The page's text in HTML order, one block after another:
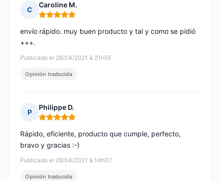
C
Caroline M.
Nota: 5 de 5
Publicado el 28/04/2021 à 21h55
envío rápido. muy buen producto y tal y como se pidió
+++.
Opinión traducida
P
Philippe D.
Nota: 5 de 5
Publicado el 28/04/2021 à 14h07
Rápido, eficiente, producto que cumple, perfecto,
bravo y gracias :-)
Opinión traducida